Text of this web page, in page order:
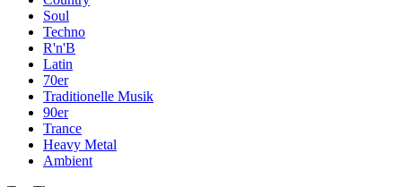
Soul
Techno
R'n'B
Latin
70er
Traditionelle Musik
90er
Trance
Heavy Metal
Ambient